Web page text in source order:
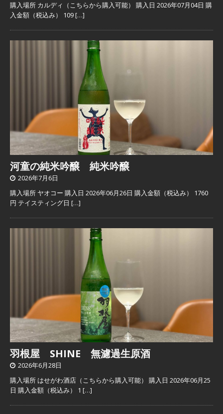
購入場所 カルディ（こちらから購入可能） 購入日 2026年07月04日 購
入金額（税込み） 109[…]
河童の純米吟醸 純米吟醸
2026年7月6日
購入場所 ヤオコー 購入日 2026年06月26日 購入金額（税込み） 1760
円 テイスティング日 […]
羽根屋 SHINE 無濾過生原酒
2026年6月28日
購入場所 はせがわ酒店（こちらから購入可能） 購入日 2026年06月25
日 購入金額（税込み） 1 […]